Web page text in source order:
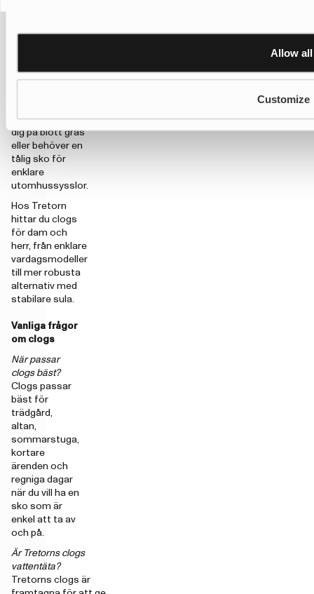
Allow all
Customize
särskilt
inne och ute, rör
dig på blött gräs
eller behöver en
tålig sko för
enklare
utomhussysslor.
Hos Tretorn
hittar du clogs
för dam och
herr, från enklare
vardagsmodeller
till mer robusta
alternativ med
stabilare sula.
Vanliga frågor
om clogs
När passar
clogs bäst?
Clogs passar
bäst för
trädgård,
altan,
sommarstuga,
kortare
ärenden och
regniga dagar
när du vill ha en
sko som är
enkel att ta av
och på.
Är Tretorns clogs
vattentäta?
Tretorns clogs är